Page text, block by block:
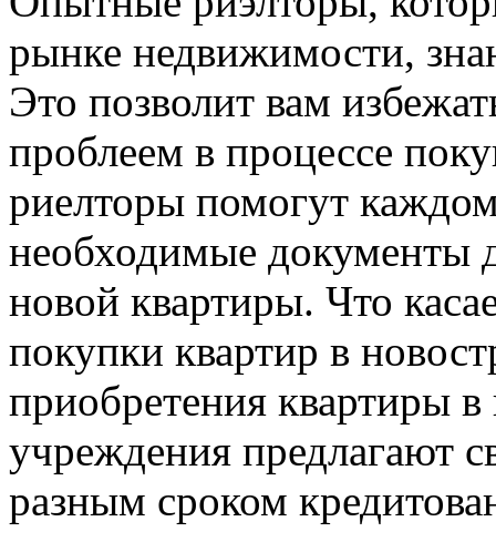
рынке недвижимости,
Это позволит вам
проблеем в процессе
риелторы помогут
необходимые документы
новой квартиры. Что
покупки квартир в
приобретения квартиры в
учреждения предлагают
разным сроком